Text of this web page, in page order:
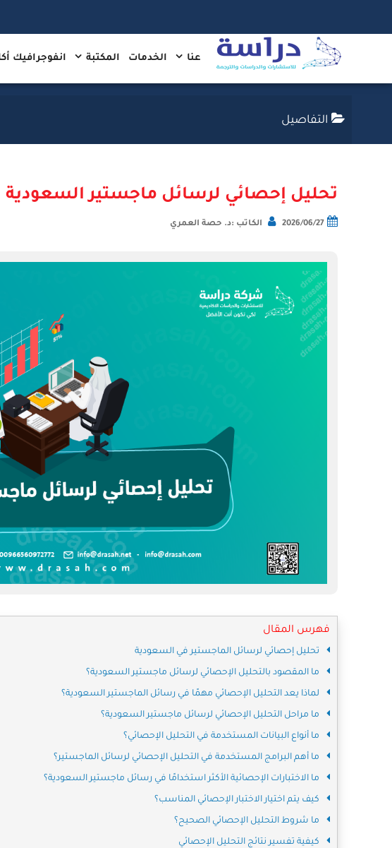
عنا الخدمات المكتبة انفوجرافيك
التفاصيل
تحليل إحصائي لرسائل ماجستير السعودية
2026/06/27 الكاتب :د. حصة العمري
فهرس المقال
تحليل إحصائي لرسائل الماجستير في السعودية
ما المقصود بالتحليل الإحصائي لرسائل ماجستير السعودية؟
لماذا يعد التحليل الإحصائي مهمًا في رسائل الماجستير السعودية؟
ما مراحل التحليل الإحصائي لرسائل ماجستير السعودية؟
ما أنواع البيانات المستخدمة في التحليل الإحصائي؟
ما أهم البرامج المستخدمة في التحليل الإحصائي لرسائل الماجستير؟
ما الاختبارات الإحصائية الأكثر استخدامًا في رسائل ماجستير السعودية؟
كيف يتم اختيار الاختبار الإحصائي المناسب؟
ما شروط التحليل الإحصائي الصحيح؟
كيفية تفسير نتائج التحليل الإحصائي